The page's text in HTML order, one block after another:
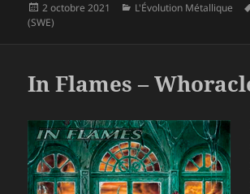
Publié
le
2 octobre 2021 Catégories
L'Évolution Métallique
(SWE)
In Flames –